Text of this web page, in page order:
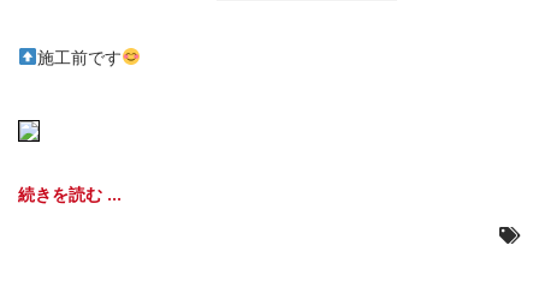
施工前です
続きを読む ...